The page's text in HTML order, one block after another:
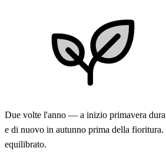
Due volte l'anno — a inizio primavera
e di nuovo in autunno prima della
equilibrato.